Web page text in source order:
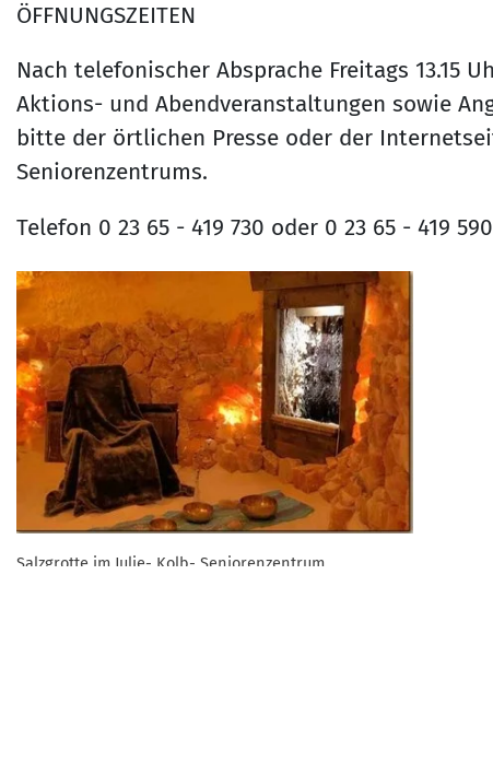
ÖFFNUNGSZEITEN
Nach telefonischer Absprache Freitags 13.15
Aktions- und Abendveranstaltungen sowie
bitte der örtlichen Presse oder der
Seniorenzentrums.
Telefon 0 23 65 - 419 730 oder 0 23 65 - 419 590
Salzgrotte im Julie- Kolb- Seniorenzentrum